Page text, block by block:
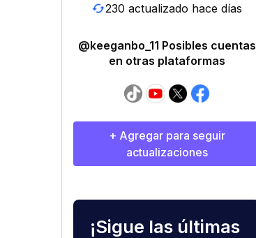
230 actualizado hace días
@keeganbo_11 Posibles cuentas
en otras plataformas
+ Agregar para seguir
actualizaciones
¡Sigue las últimas